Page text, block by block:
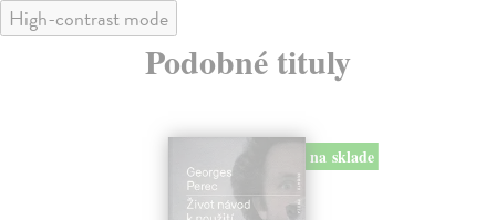
High-contrast mode
Podobné tituly
na sklade